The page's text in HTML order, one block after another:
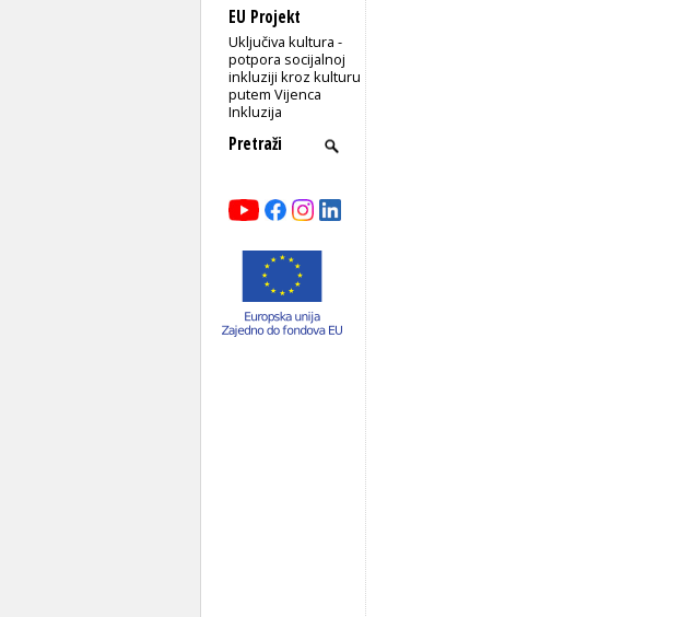
EU Projekt
Uključiva kultura -
potpora socijalnoj
inkluziji kroz kulturu
putem Vijenca
Inkluzija